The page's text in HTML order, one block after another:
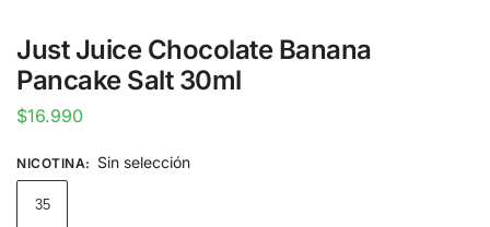
Just Juice Chocolate Banana
Pancake Salt 30ml
$16.990
NICOTINA: Sin selección
35